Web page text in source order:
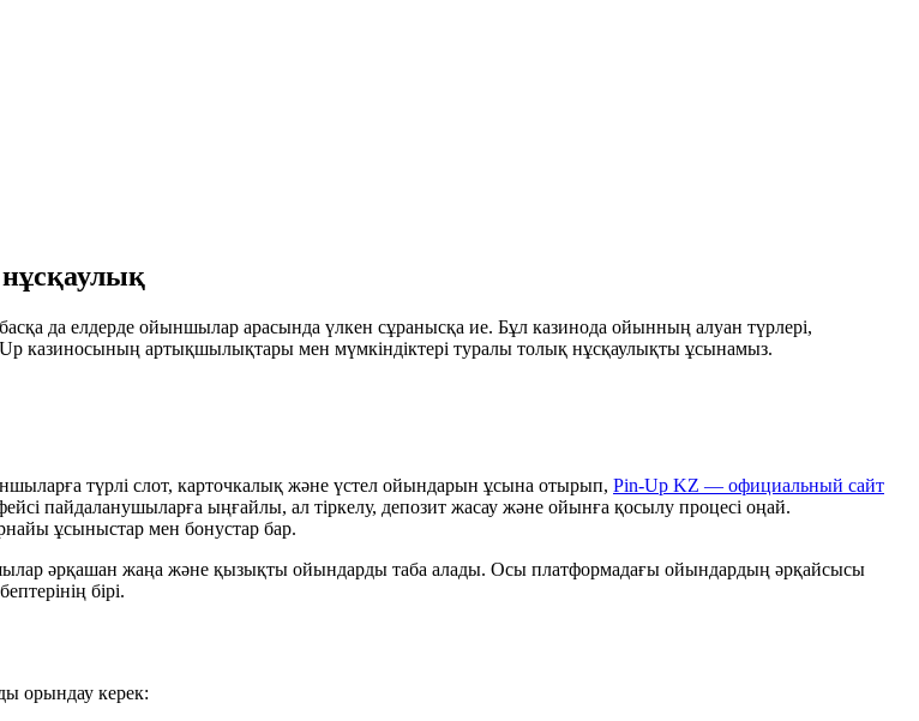
да елдерде ойыншылар арасында үлкен сұранысқа ие. Бұл казинода ойынның алуан түрлері,
казиносының артықшылықтары мен мүмкіндіктері туралы толық нұсқаулықты ұсынамыз.
түрлі слот, карточкалық және үстел ойындарын ұсына отырып, Pin-Up KZ — официальный сайт
пайдаланушыларға ыңғайлы, ал тіркелу, депозит жасау және ойынға қосылу процесі оңай.
ұсыныстар мен бонустар бар.
әрқашан жаңа және қызықты ойындарды таба алады. Осы платформадағы ойындардың әрқайсысы
бірі.
орындау керек: